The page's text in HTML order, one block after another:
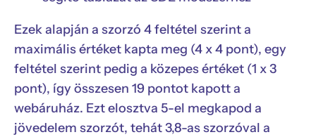
Ezek alapján a szorzó 4 feltétel szerint a
maximális értéket kapta meg (4 x 4 pont), egy
feltétel szerint pedig a közepes értéket (1 x 3
pont), így összesen 19 pontot kapott a
webáruház. Ezt elosztva 5-el megkapod a
jövedelem szorzót, tehát 3,8-as szorzóval a